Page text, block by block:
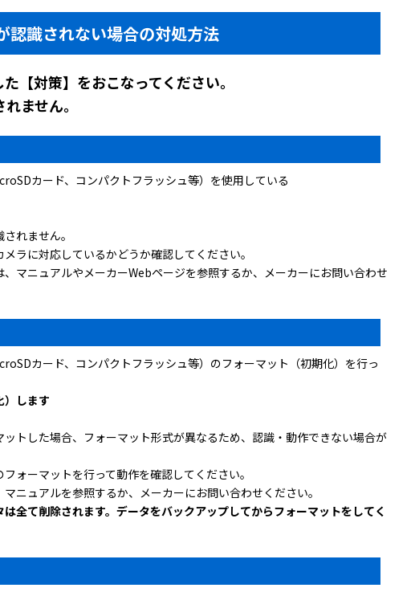
認識されない場合の対処方法
【対策】をおこなってください。
ません。
カード、コンパクトフラッシュ等）を使用している
れません。
ラに対応しているかどうか確認してください。
マニュアルやメーカーWebページを参照するか、メーカーにお問い合わせ
カード、コンパクトフラッシュ等）のフォーマット（初期化）を行っ
します
トした場合、フォーマット形式が異なるため、認識・動作できない場合が
ォーマットを行って動作を確認してください。
ニュアルを参照するか、メーカーにお問い合わせください。
全て削除されます。データをバックアップしてからフォーマットをしてく